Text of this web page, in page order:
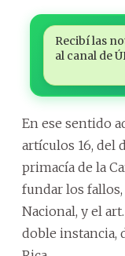
Recibí las
al canal de
En ese sentido
artículos 16, del
primacía de la
fundar los
Nacional, y el
doble instancia,